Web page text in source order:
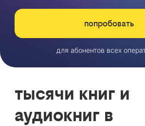
попробовать
для абонентов всех
тысячи книг и
аудиокниг в